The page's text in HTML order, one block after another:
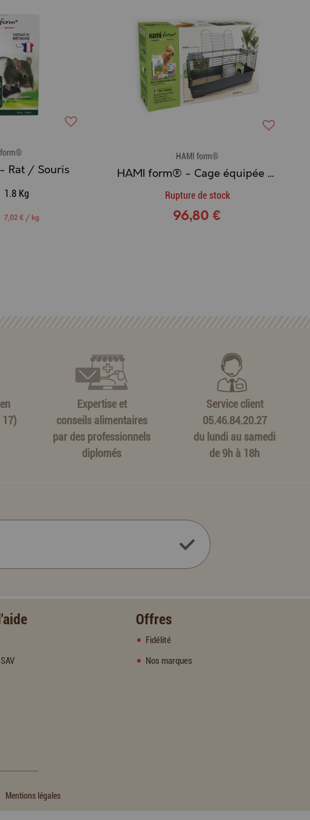
form®
Rat / Souris
1.8 Kg
7,02 € / kg
HAMI form®
HAMI form® - Cage équipée Essentiel 100
Rupture de stock
96,80 €
17)
Expertise et
conseils alimentaires
par des professionnels
diplomés
Service client
05.46.84.20.27
du lundi au samedi
de 9h à 18h
Offres
Fidélité
Nos marques
Mentions légales